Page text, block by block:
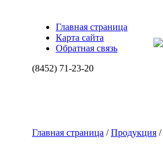
Главная страница
Карта сайта
Обратная связь
(8452) 71-23-20
Главная страница /Продукция /